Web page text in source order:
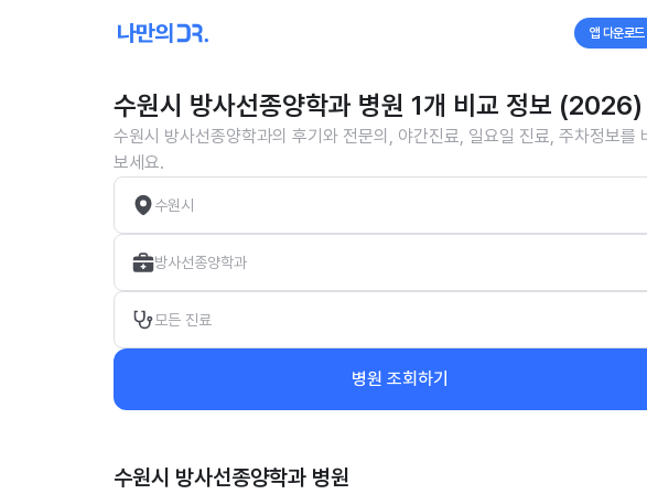
앱 다운로드
수원시 방사선종양학과 병원 1개 비교 정보 (2026)
수원시 방사선종양학과의 후기와 전문의, 야간진료, 일요일 진료, 주차정보를
보세요.
수원시
방사선종양학과
모든 진료
병원 조회하기
수원시 방사선종양학과 병원